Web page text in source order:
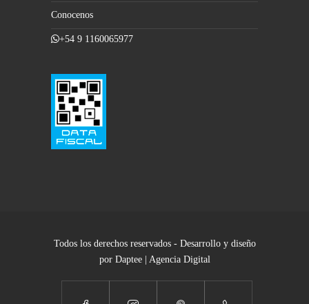
Conocenos
+54 9 1160065977
Todos los derechos reservados - Desarrollo y diseño
por Daptee | Agencia Digital